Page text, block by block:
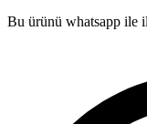
Bu ürünü whatsapp ile